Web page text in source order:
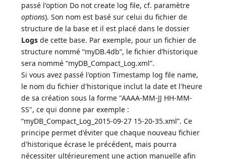
passé l'option Do not create log file, cf. paramètre
options). Son nom est basé sur celui du fichier de
structure de la base et il est placé dans le dossier
Logs de cette base. Par exemple, pour un fichier de
structure nommé “myDB.4db”, le fichier d’historique
sera nommé “myDB_Compact_Log.xml”.
Si vous avez passé l'option Timestamp log file name,
le nom du fichier d'historique inclut la date et l'heure
de sa création sous la forme "AAAA-MM-JJ HH-MM-
SS", ce qui donne par exemple :
“myDB_Compact_Log_2015-09-27 15-20-35.xml”. Ce
principe permet d'éviter que chaque nouveau fichier
d'historique écrase le précédent, mais pourra
nécessiter ultérieurement une action manuelle afin